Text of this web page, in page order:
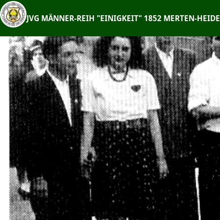
Zum
Inhalt
springen
JVG MÄNNER-REIH "EINIGKEIT" 1852 MERTEN-HEIDE